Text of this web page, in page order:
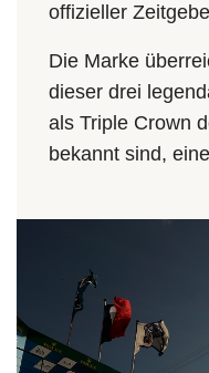
offizieller
Die Marke
dieser drei
als Triple Crown
bekannt sind,